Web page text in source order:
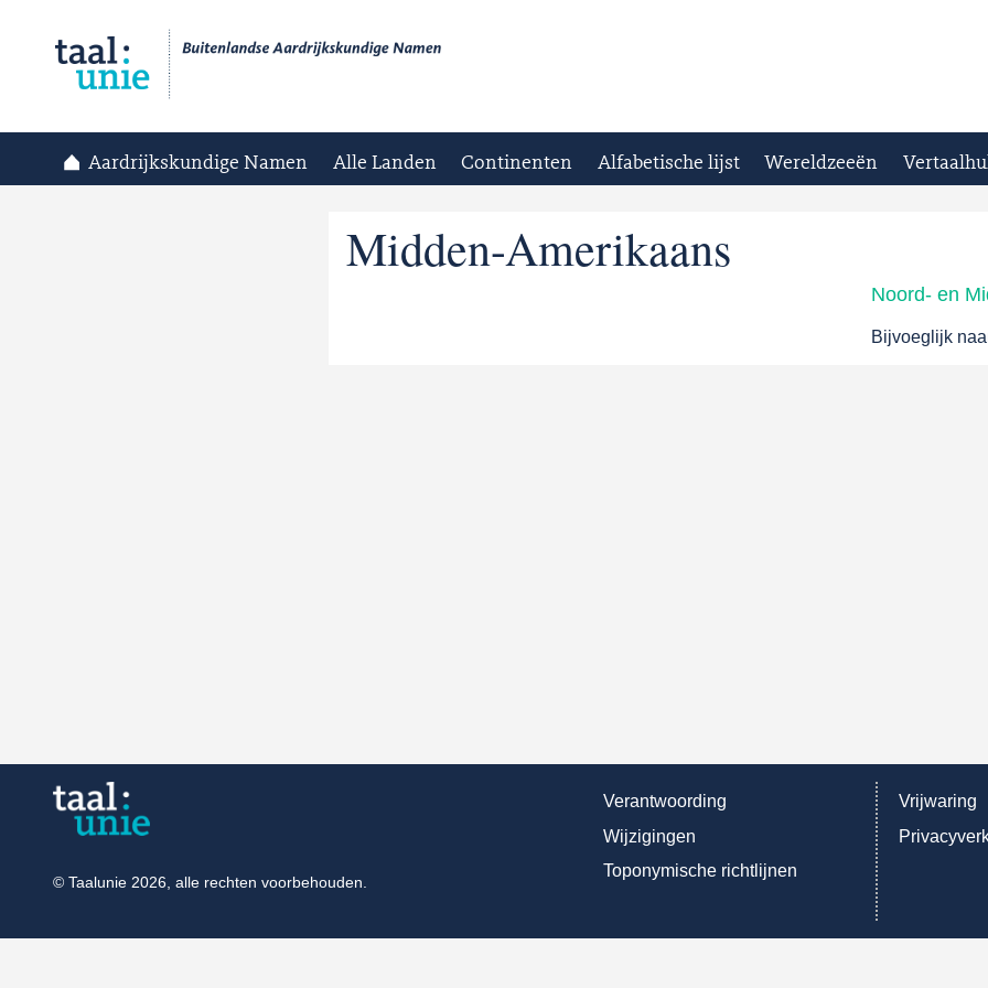
Aardrijkskundige Namen Alle Landen Continenten Alfabetische lijst Wereldzeeën
Midden-Amerikaans
Noord- en
Bijvoeglijk
Verantwoording
Wijzigingen
Toponymische richtlijnen
Vrijwaring
© Taalunie 2026, alle rechten voorbehouden.